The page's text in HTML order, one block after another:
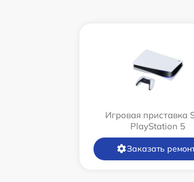
Игровая приставка
PlayStation 5
Заказать